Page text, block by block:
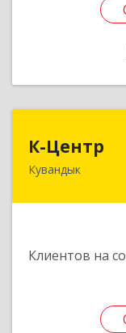
К-Центр
Кувандык
Клиентов на
462243,